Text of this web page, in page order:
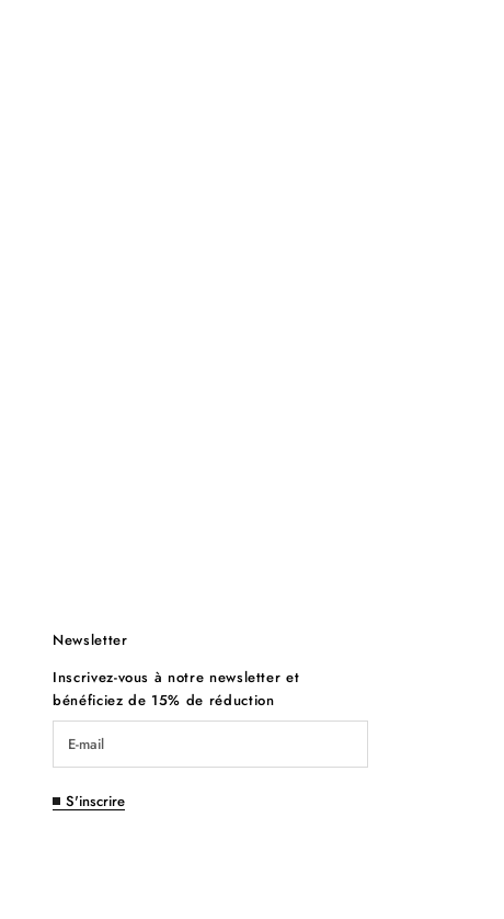
Newsletter
Inscrivez-vous à notre newsletter et
bénéficiez de 15% de réduction
S'inscrire